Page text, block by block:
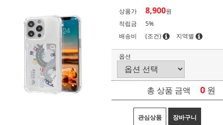
상품가 8,900원
적립금
5%
배송비
(조건) 지역별
옵션
총 상품 금액 0 원
관심상품 장바구니